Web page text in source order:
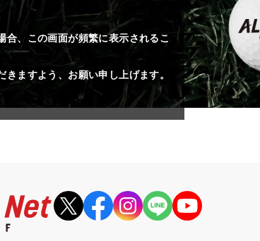
、この画面が頻繁に表示されるこ
ますよう、お願い申し上げます。